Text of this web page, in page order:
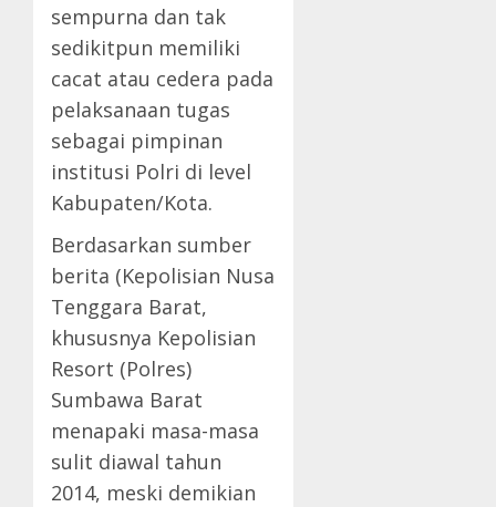
sempurna dan tak
sedikitpun memiliki
cacat atau cedera pada
pelaksanaan tugas
sebagai pimpinan
institusi Polri di level
Kabupaten/Kota.
Berdasarkan sumber
berita (Kepolisian Nusa
Tenggara Barat,
khususnya Kepolisian
Resort (Polres)
Sumbawa Barat
menapaki masa-masa
sulit diawal tahun
2014, meski demikian